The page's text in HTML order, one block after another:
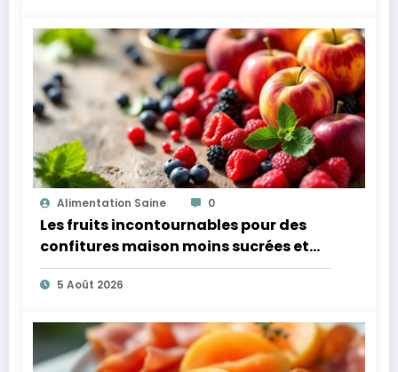
Alimentation Saine 0
Les fruits incontournables pour des
confitures maison moins sucrées et
plus légères
5 Août 2026